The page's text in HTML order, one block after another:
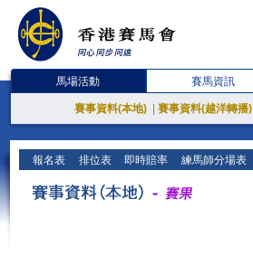
馬場活動 賽馬資訊
賽事資料(本地) 賽事資料(越洋轉播)
報名表 排位表 即時賠率 練馬師分場表